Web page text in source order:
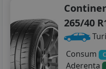
265/40
Consum
C
Aderenta